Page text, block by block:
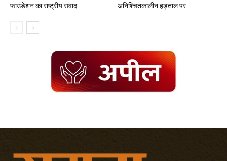
फाउंडेशन का राष्ट्रीय संवाद
अनिश्चितकालीन हड़ताल पर